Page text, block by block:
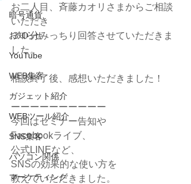
暗号通貨
お知らせ
YouTube
WEB集客
ガジェット紹介
WEBツール紹介
SNS集客
パソコン関係
マーケティング
お二人目、斉藤カオリさまからご相談
いただき
３０分みっちり回答させていただきま
した。
相談終了後、感想いただきました！
ーーーーーーーーーー
今回はセミナー告知や
Facebookライブ、
公式LINEなど、
SNSの効果的な使い方を
教えていただきました。